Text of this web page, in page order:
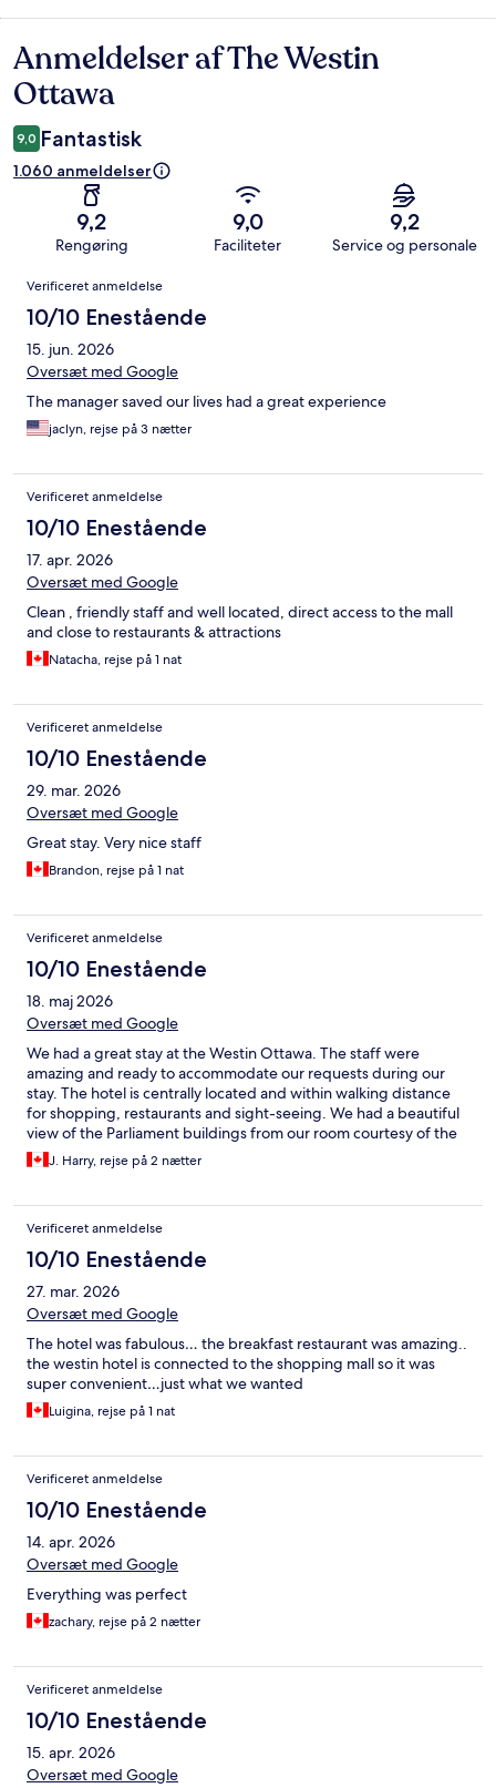
Anmeldelser
Anmeldelser af The Westin
Ottawa
9,0 Fantastisk
1.060 anmeldelser
9,2
Rengøring
9,0
Faciliteter
9,2
Service og personale
Anmeldelser
Verificeret anmeldelse
10/10 Enestående
15. jun. 2026
Oversæt med Google
The manager saved our lives had a great experience
jaclyn, rejse på 3 nætter
Verificeret anmeldelse
10/10 Enestående
17. apr. 2026
Oversæt med Google
Clean , friendly staff and well located, direct access to the mall
and close to restaurants & attractions
Natacha, rejse på 1 nat
Verificeret anmeldelse
10/10 Enestående
29. mar. 2026
Oversæt med Google
Great stay. Very nice staff
Brandon, rejse på 1 nat
Verificeret anmeldelse
10/10 Enestående
18. maj 2026
Oversæt med Google
We had a great stay at the Westin Ottawa. The staff were
amazing and ready to accommodate our requests during our
stay. The hotel is centrally located and within walking distance
for shopping, restaurants and sight-seeing. We had a beautiful
view of the Parliament buildings from our room courtesy of the
management. A great birthday celebration to be remembered.
J. Harry, rejse på 2 nætter
Verificeret anmeldelse
10/10 Enestående
27. mar. 2026
Oversæt med Google
The hotel was fabulous… the breakfast restaurant was amazing..
the westin hotel is connected to the shopping mall so it was
super convenient…just what we wanted
Luigina, rejse på 1 nat
Verificeret anmeldelse
10/10 Enestående
14. apr. 2026
Oversæt med Google
Everything was perfect
zachary, rejse på 2 nætter
Verificeret anmeldelse
10/10 Enestående
15. apr. 2026
Oversæt med Google